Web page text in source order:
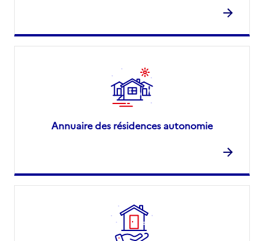
Annuaire des résidences autonomie